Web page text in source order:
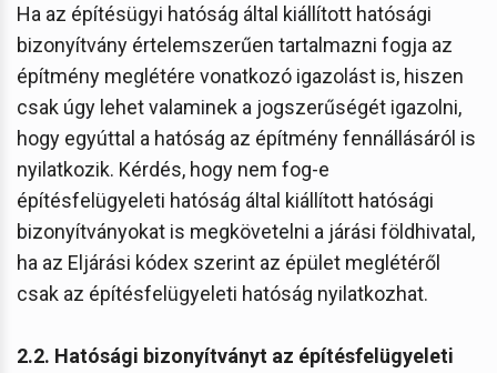
Ha az építésügyi hatóság által kiállított hatósági
bizonyítvány értelemszerűen tartalmazni fogja az
építmény meglétére vonatkozó igazolást is, hiszen
csak úgy lehet valaminek a jogszerűségét igazolni,
hogy egyúttal a hatóság az építmény fennállásáról is
nyilatkozik. Kérdés, hogy nem fog-e
építésfelügyeleti hatóság által kiállított hatósági
bizonyítványokat is megkövetelni a járási földhivatal,
ha az Eljárási kódex szerint az épület meglétéről
csak az építésfelügyeleti hatóság nyilatkozhat.
2.2. Hatósági bizonyítványt az építésfelügyeleti